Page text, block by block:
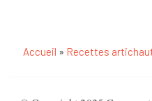
Accueil » Recettes